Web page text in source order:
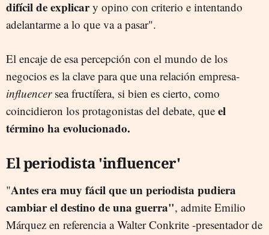
difícil de explicary opino con criterio e intentando
adelantarme a lo que va a pasar".
El encaje de esa percepción con el mundo de los
negocios es la clave para que una relación empresa-
influencer sea fructífera, si bien es cierto, como
coincidieron los protagonistas del debate, que el
término ha evolucionado.
El periodista 'influencer'
"Antes era muy fácil que un periodista pudiera
cambiar el destino de una guerra", admite Emilio
Márquez en referencia a Walter Conkrite -presentador de